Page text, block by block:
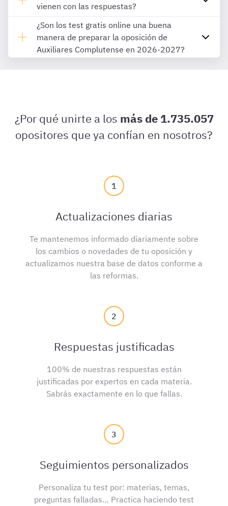
vienen con las respuestas?
¿Son los test gratis online una buena
manera de preparar la oposición de
Auxiliares Complutense en 2026-2027?
¿Por qué unirte a los más de 1.735.057
opositores que ya confían en nosotros?
1
Actualizaciones diarias
Te mantenemos informado diariamente sobre
los cambios o novedades de tu oposición y
actualizamos nuestra base de datos conforme a
las reformas.
2
Respuestas justificadas
100% de nuestras respuestas están
justificadas por expertos en cada materia.
Sabrás exactamente en lo que fallas.
3
Seguimientos personalizados
Personaliza tu test por: materias, temas,
preguntas falladas… Practica haciendo test